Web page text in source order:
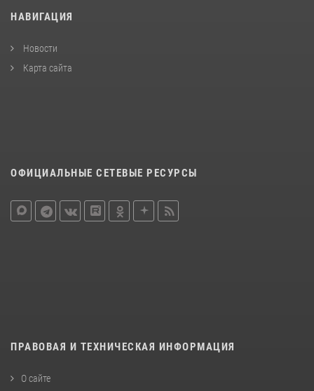
НАВИГАЦИЯ
Новости
Карта сайта
ОФИЦИАЛЬНЫЕ СЕТЕВЫЕ РЕСУРСЫ
ПРАВОВАЯ И ТЕХНИЧЕСКАЯ ИНФОРМАЦИЯ
О сайте